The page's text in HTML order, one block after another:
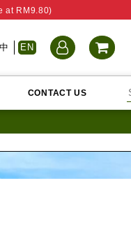
at RM9.80)
中 EN
CONTACT US